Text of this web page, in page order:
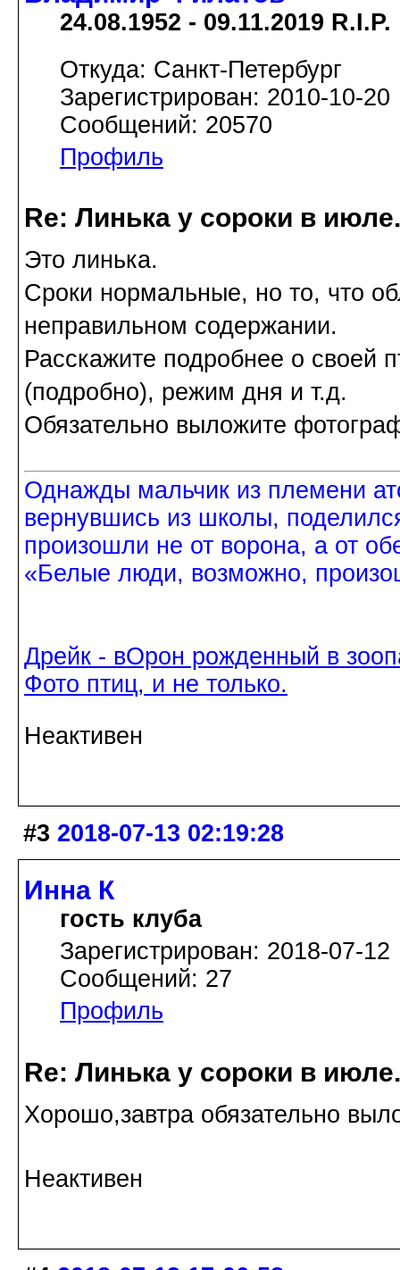
24.08.1952 - 09.11.2019 R.I.P.
Откуда: Санкт-Петербург
Зарегистрирован: 2010-10-20
Сообщений: 20570
Профиль
Re: Линька у сороки в
Это линька.
Сроки нормальные, но то, что
неправильном содержании.
Расскажите подробнее о своей
(подробно), режим дня и т.д.
Обязательно выложите
Однажды мальчик из племени
вернувшись из школы,
произошли не от ворона, а от
«Белые люди, возможно,
Дрейк - вОрон рожденный в
Фото птиц, и не только.
Неактивен
#3 2018-07-13 02:19:28
Инна К
гость клуба
Зарегистрирован: 2018-07-12
Сообщений: 27
Профиль
Re: Линька у сороки в
Хорошо,завтра обязательно
Неактивен